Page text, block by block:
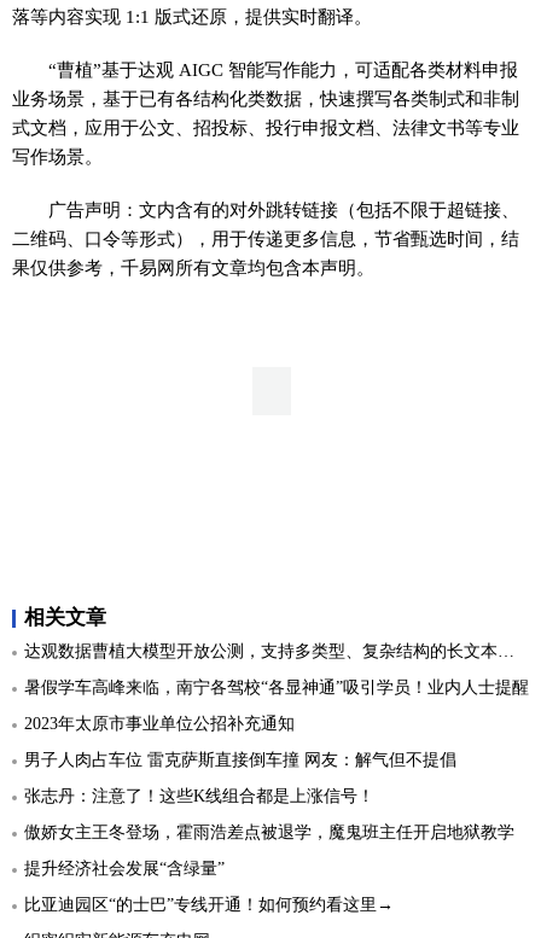
落等内容实现 1:1 版式还原，提供实时翻译。
“曹植”基于达观 AIGC 智能写作能力，可适配各类材料申报
业务场景，基于已有各结构化类数据，快速撰写各类制式和非制
式文档，应用于公文、招投标、投行申报文档、法律文书等专业
写作场景。
广告声明：文内含有的对外跳转链接（包括不限于超链接、
二维码、口令等形式），用于传递更多信息，节省甄选时间，结
果仅供参考，千易网所有文章均包含本声明。
相关文章
达观数据曹植大模型开放公测，支持多类型、复杂结构的长文本写作
暑假学车高峰来临，南宁各驾校“各显神通”吸引学员！业内人士提醒
2023年太原市事业单位公招补充通知
男子人肉占车位 雷克萨斯直接倒车撞 网友：解气但不提倡
张志丹：注意了！这些K线组合都是上涨信号！
傲娇女主王冬登场，霍雨浩差点被退学，魔鬼班主任开启地狱教学
提升经济社会发展“含绿量”
比亚迪园区“的士巴”专线开通！如何预约看这里→